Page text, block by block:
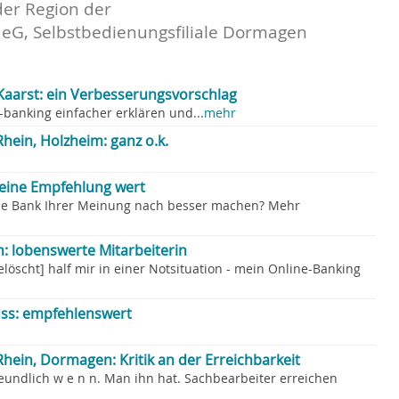
Region der
Selbstbedienungsfiliale Dormagen
ein Verbesserungsvorschlag
einfacher erklären und...mehr
Holzheim: ganz o.k.
Empfehlung wert
Bank Ihrer Meinung nach besser machen? Mehr
lobenswerte Mitarbeiterin
half mir in einer Notsituation - mein Online-Banking
empfehlenswert
Dormagen: Kritik an der Erreichbarkeit
w e n n. Man ihn hat. Sachbearbeiter erreichen